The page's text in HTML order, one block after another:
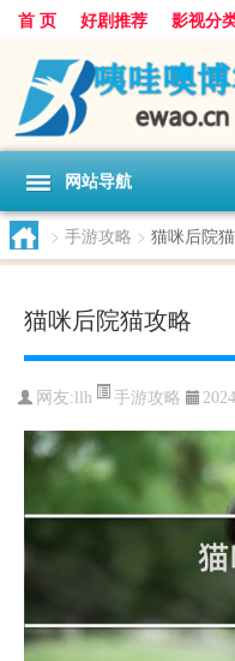
首 页 好剧推荐 影视分
网站导航
> 手游攻略 > 猫咪后院
猫咪后院猫攻略
网友: llh 手游攻略